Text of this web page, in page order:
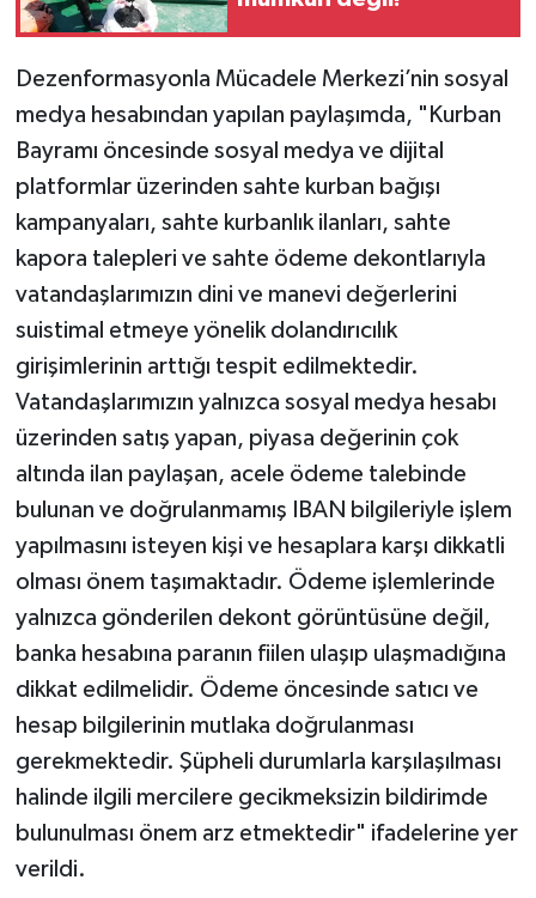
Dezenformasyonla Mücadele Merkezi’nin sosyal
medya hesabından yapılan paylaşımda, "Kurban
Bayramı öncesinde sosyal medya ve dijital
platformlar üzerinden sahte kurban bağışı
kampanyaları, sahte kurbanlık ilanları, sahte
kapora talepleri ve sahte ödeme dekontlarıyla
vatandaşlarımızın dini ve manevi değerlerini
suistimal etmeye yönelik dolandırıcılık
girişimlerinin arttığı tespit edilmektedir.
Vatandaşlarımızın yalnızca sosyal medya hesabı
üzerinden satış yapan, piyasa değerinin çok
altında ilan paylaşan, acele ödeme talebinde
bulunan ve doğrulanmamış IBAN bilgileriyle işlem
yapılmasını isteyen kişi ve hesaplara karşı dikkatli
olması önem taşımaktadır. Ödeme işlemlerinde
yalnızca gönderilen dekont görüntüsüne değil,
banka hesabına paranın fiilen ulaşıp ulaşmadığına
dikkat edilmelidir. Ödeme öncesinde satıcı ve
hesap bilgilerinin mutlaka doğrulanması
gerekmektedir. Şüpheli durumlarla karşılaşılması
halinde ilgili mercilere gecikmeksizin bildirimde
bulunulması önem arz etmektedir" ifadelerine yer
verildi.